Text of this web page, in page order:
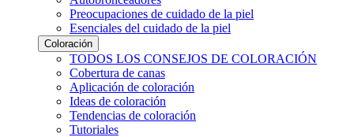
Preocupaciones de cuidado de la piel
Esenciales del cuidado de la piel
Coloración
TODOS LOS CONSEJOS DE COLORACIÓN
Cobertura de canas
Aplicación de coloración
Ideas de coloración
Tendencias de coloración
Tutoriales